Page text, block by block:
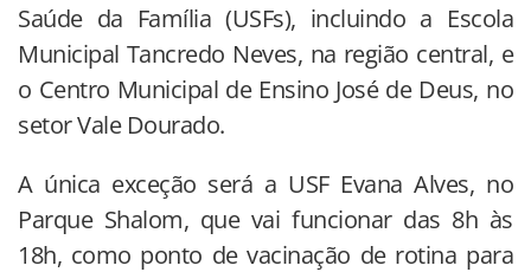
Saúde da Família (USFs), incluindo a Escola
Municipal Tancredo Neves, na região central, e
o Centro Municipal de Ensino José de Deus, no
setor Vale Dourado.
A única exceção será a USF Evana Alves, no
Parque Shalom, que vai funcionar das 8h às
18h, como ponto de vacinação de rotina para